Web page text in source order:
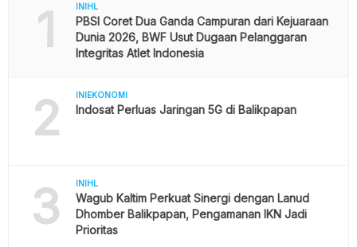
1 INIHL
PBSI Coret Dua Ganda Campuran dari Kejuaraan
Dunia 2026, BWF Usut Dugaan Pelanggaran
Integritas Atlet Indonesia
2 INIEKONOMI
Indosat Perluas Jaringan 5G di Balikpapan
3 INIHL
Wagub Kaltim Perkuat Sinergi dengan Lanud
Dhomber Balikpapan, Pengamanan IKN Jadi
Prioritas